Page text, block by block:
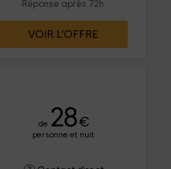
Réponse après 72h
VOIR L’OFFRE
de 28€
personne et nuit